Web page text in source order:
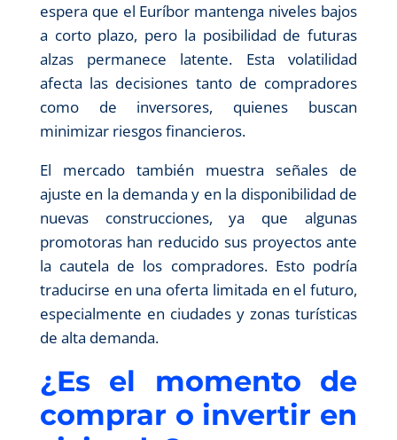
espera que el Euríbor mantenga niveles bajos
a corto plazo, pero la posibilidad de futuras
alzas permanece latente. Esta volatilidad
afecta las decisiones tanto de compradores
como de inversores, quienes buscan
minimizar riesgos financieros.
El mercado también muestra señales de
ajuste en la demanda y en la disponibilidad de
nuevas construcciones, ya que algunas
promotoras han reducido sus proyectos ante
la cautela de los compradores. Esto podría
traducirse en una oferta limitada en el futuro,
especialmente en ciudades y zonas turísticas
de alta demanda.
¿Es el momento de
comprar o invertir en